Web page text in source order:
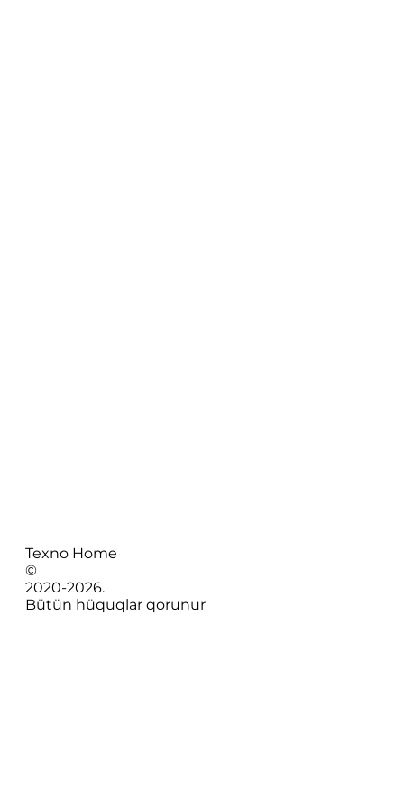
Texno Home
©
2020-2026.
Bütün hüquqlar qorunur